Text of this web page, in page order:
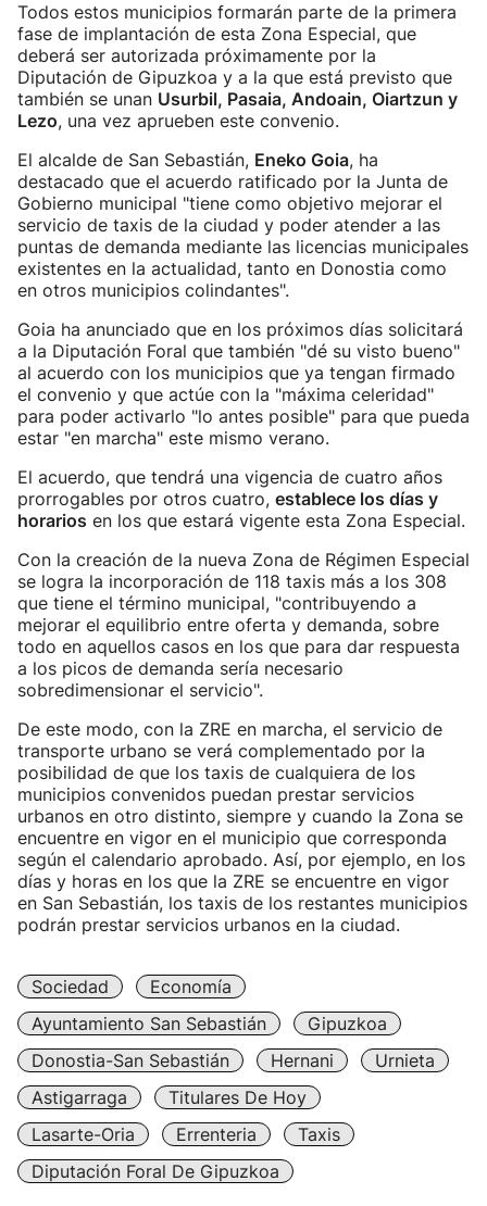
Todos estos municipios formarán parte de la primera
fase de implantación de esta Zona Especial, que
deberá ser autorizada próximamente por la
Diputación de Gipuzkoa y a la que está previsto que
también se unan Usurbil, Pasaia, Andoain, Oiartzun y
Lezo, una vez aprueben este convenio.
El alcalde de San Sebastián, Eneko Goia, ha
destacado que el acuerdo ratificado por la Junta de
Gobierno municipal "tiene como objetivo mejorar el
servicio de taxis de la ciudad y poder atender a las
puntas de demanda mediante las licencias municipales
existentes en la actualidad, tanto en Donostia como
en otros municipios colindantes".
Goia ha anunciado que en los próximos días solicitará
a la Diputación Foral que también "dé su visto bueno"
al acuerdo con los municipios que ya tengan firmado
el convenio y que actúe con la "máxima celeridad"
para poder activarlo "lo antes posible" para que pueda
estar "en marcha" este mismo verano.
El acuerdo, que tendrá una vigencia de cuatro años
prorrogables por otros cuatro, establece los días y
horarios en los que estará vigente esta Zona Especial.
Con la creación de la nueva Zona de Régimen Especial
se logra la incorporación de 118 taxis más a los 308
que tiene el término municipal, "contribuyendo a
mejorar el equilibrio entre oferta y demanda, sobre
todo en aquellos casos en los que para dar respuesta
a los picos de demanda sería necesario
sobredimensionar el servicio".
De este modo, con la ZRE en marcha, el servicio de
transporte urbano se verá complementado por la
posibilidad de que los taxis de cualquiera de los
municipios convenidos puedan prestar servicios
urbanos en otro distinto, siempre y cuando la Zona se
encuentre en vigor en el municipio que corresponda
según el calendario aprobado. Así, por ejemplo, en los
días y horas en los que la ZRE se encuentre en vigor
en San Sebastián, los taxis de los restantes municipios
podrán prestar servicios urbanos en la ciudad.
Sociedad
Economía
Ayuntamiento San Sebastián
Gipuzkoa
Donostia-San Sebastián
Hernani
Urnieta
Astigarraga
Titulares De Hoy
Lasarte-Oria
Errenteria
Taxis
Diputación Foral De Gipuzkoa